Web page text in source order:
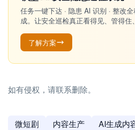
任务一键下达 · 隐患 AI 识别 · 整改
成。让安全巡检真正看得见、管得住
了解方案
如有侵权，请联系删除。
微短剧 内容生产 AI生成内